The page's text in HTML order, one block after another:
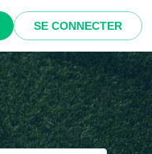
SE CONNECTER